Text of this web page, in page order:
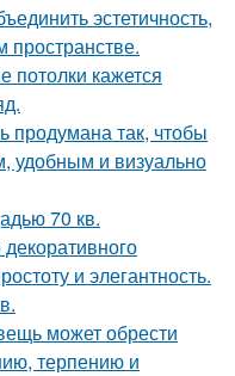
эстетичность,
пространстве.
потолки кажется
продумана так, чтобы
удобным и визуально
70 кв.
и элегантность.
может обрести
терпению и